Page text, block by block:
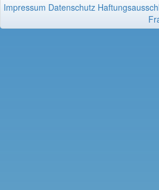
Impressum Datenschutz